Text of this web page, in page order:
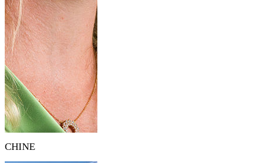
CHINE